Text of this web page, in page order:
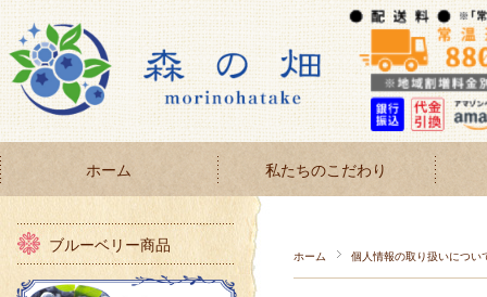
ホーム 私たちのこだわり
ホーム 個人情報の取り扱いについ
ブルーベリー商品